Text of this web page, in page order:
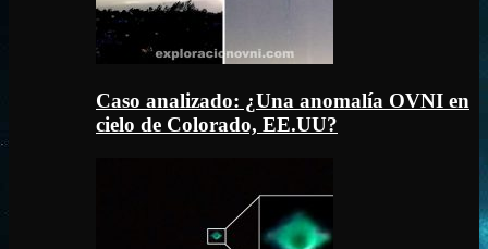
Caso analizado: ¿Una anomalía OVNI en
cielo de Colorado, EE.UU?